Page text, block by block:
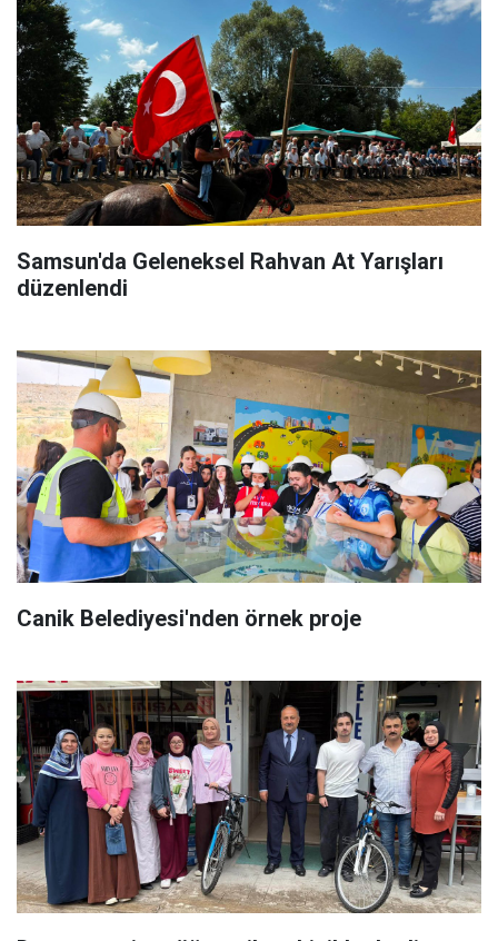
Samsun'da Geleneksel Rahvan At Yarışları
düzenlendi
Canik Belediyesi'nden örnek proje